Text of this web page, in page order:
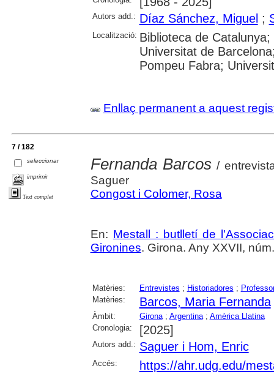
Autors add.: Díaz Sánchez, Miguel;
Localització: Biblioteca de
Universitat de
Pompeu Fabra;
Enllaç permanent a aquest
7 / 182
seleccionar
imprimir
Text complet
Fernanda Barcos /
Saguer
Congost i Colomer, Rosa
En: Mestall : butlletí de
Gironines. Girona. Any XXVII,
Matèries: Entrevistes ; Historiadores ;
Matèries:
Barcos, Maria Fernanda
Àmbit: Girona; Argentina; Amèrica Llatina
Cronologia:
[2025]
Autors add.: Saguer i Hom, Enric
Accés: https://ahr.udg.edu/